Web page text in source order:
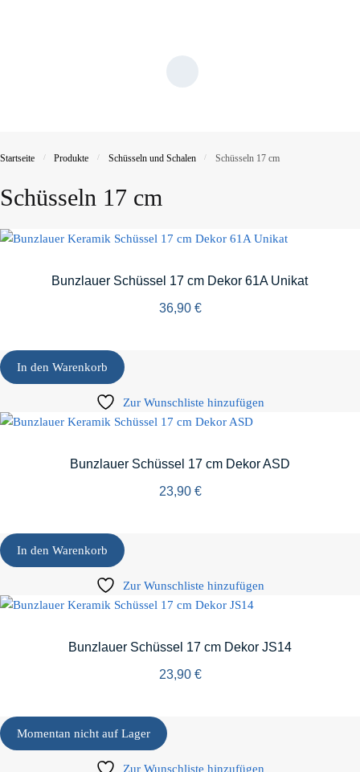
Startseite / Produkte / Schüsseln und Schalen / Schüsseln 17 cm
Schüsseln 17 cm
Bunzlauer Schüssel 17 cm Dekor 61A Unikat
36,90 €
In den Warenkorb
Zur Wunschliste hinzufügen
Bunzlauer Schüssel 17 cm Dekor ASD
23,90 €
In den Warenkorb
Zur Wunschliste hinzufügen
Bunzlauer Schüssel 17 cm Dekor JS14
23,90 €
Momentan nicht auf Lager
Zur Wunschliste hinzufügen